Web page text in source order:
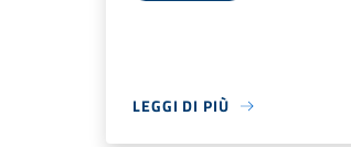
LEGGI DI PIÙ